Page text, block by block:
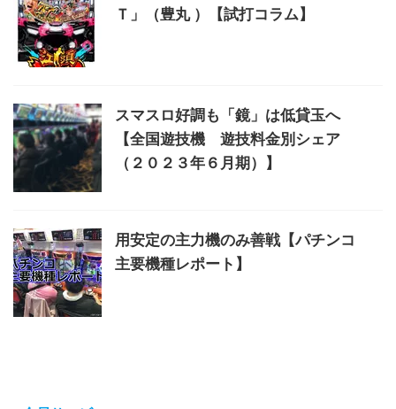
Ｔ」（豊丸 ）【試打コラム】
スマスロ好調も「鏡」は低貸玉へ
【全国遊技機 遊技料金別シェア
（２０２３年６月期）】
用安定の主力機のみ善戦【パチンコ
主要機種レポート】